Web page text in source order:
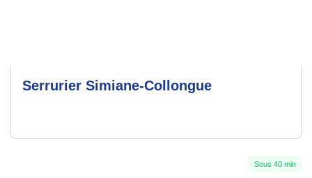
Serrurier Simiane-Collongue
Sous 40 min